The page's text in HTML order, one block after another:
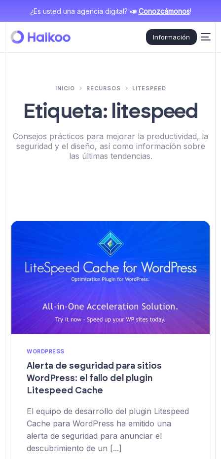
¿Es usted una agencia digital? 📣 Conozcámonos!
Información
INICIO RECURSOS LITESPEED
Etiqueta: litespeed
Consejos prácticos para mejorar la productividad, la
seguridad y el diseño, así como información sobre
las últimas tendencias.
WORDPRESS
Alerta de seguridad para sitios
WordPress: el fallo del plugin
Litespeed Cache
El equipo de desarrollo del plugin Litespeed
Cache para WordPress ha emitido una
alerta de seguridad para anunciar el
descubrimiento de un [...]